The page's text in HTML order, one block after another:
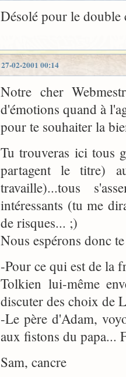
Désolé pour le
27-02-2001 00:14
Notre cher
d'émotions quand à
pour te souhaiter la
Tu trouveras ici tous
partagent le titre)
travaille)...tous
intéressants (tu me
de risques... ;)
Nous espérons donc
-Pour ce qui est de la
Tolkien lui-même
discuter des choix de
-Le père d'Adam,
aux fistons du papa...
Sam, cancre